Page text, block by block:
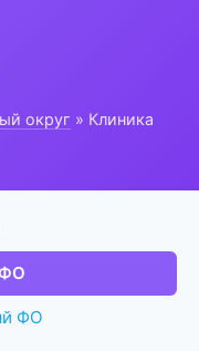
округ » Клиника
ФО